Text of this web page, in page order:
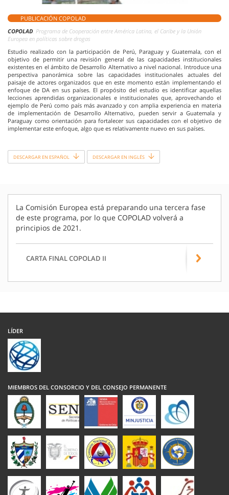
PUBLICACIÓN COPOLAD
COPOLAD. Programa de Cooperación entre América Latina, el Caribe y la Unión
Europea en políticas sobre drogas
Estudio realizado con la participación de Perú, Paraguay y Guatemala, con el
objetivo de permitir una revisión general de las capacidades institucionales
existentes en el ámbito de Desarrollo Alternativo a nivel nacional. Introduce una
perspectiva panorámica sobre las capacidades institucionales actuales del
paisaje de actores organizados que en este momento están implementando el
enfoque de DA en sus países. El propósito del estudio es identificar aquellas
lecciones aprendidas organizacionales e institucionales que, aprovechando el
ejemplo de Perú como país más avanzado y con amplia experiencia en materia
de implementación de Desarrollo Alternativo, pueden servir a Guatemala y
Paraguay como orientación para fortalecer sus capacidades con el objetivo de
implementar este enfoque, algo que es relativamente nuevo en sus países.
DESCARGAR EN ESPAÑOL DESCARGAR EN INGLÉS
La Comisión Europea está preparando una tercera fase
de este programa, por lo que COPOLAD volverá a
principios de 2021.
CARTA FINAL COPOLAD II
LÍDER
MIEMBROS DEL CONSORCIO Y DEL CONSEJO PERMANENTE